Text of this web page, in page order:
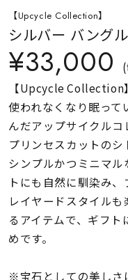
ファッションテイス
ト
着用シーン
コレクション
レディース
リングサイズ
リングサイズ
【Upcycle Collection】
シルバー バングル
¥33,000
【Upcycle Collection】
使われなくなり眠って
んだアップサイクルコ
プリンセスカットのシ
シンプルかつミニマ
トにも自然に馴染み
レイヤードスタイル
るアイテムで、ギフ
めです。
※宝石としての美しさ